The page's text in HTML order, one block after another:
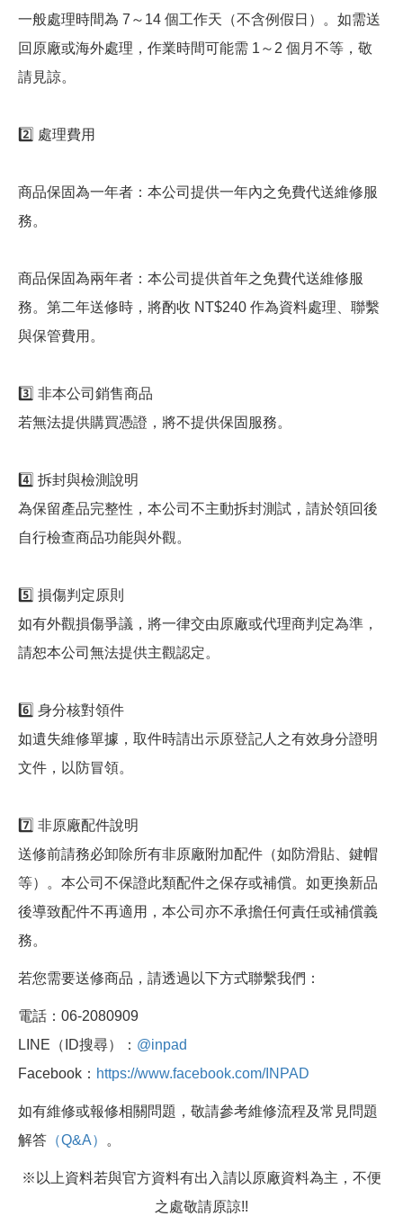
一般處理時間為 7～14 個工作天（不含例假日）。如需送
回原廠或海外處理，作業時間可能需 1～2 個月不等，敬
請見諒。
2️⃣ 處理費用
商品保固為一年者：本公司提供一年內之免費代送維修服
務。
商品保固為兩年者：本公司提供首年之免費代送維修服
務。第二年送修時，將酌收 NT$240 作為資料處理、聯繫
與保管費用。
3️⃣ 非本公司銷售商品
若無法提供購買憑證，將不提供保固服務。
4️⃣ 拆封與檢測說明
為保留產品完整性，本公司不主動拆封測試，請於領回後
自行檢查商品功能與外觀。
5️⃣ 損傷判定原則
如有外觀損傷爭議，將一律交由原廠或代理商判定為準，
請恕本公司無法提供主觀認定。
6️⃣ 身分核對領件
如遺失維修單據，取件時請出示原登記人之有效身分證明
文件，以防冒領。
7️⃣ 非原廠配件說明
送修前請務必卸除所有非原廠附加配件（如防滑貼、鍵帽
等）。本公司不保證此類配件之保存或補償。如更換新品
後導致配件不再適用，本公司亦不承擔任何責任或補償義
務。
若您需要送修商品，請透過以下方式聯繫我們：
電話：06-2080909
LINE（ID搜尋）： @inpad
Facebook： https://www.facebook.com/INPAD
如有維修或報修相關問題，敬請參考維修流程及常見問題
解答 （Q&A） 。
※以上資料若與官方資料有出入請以原廠資料為主，不便
之處敬請原諒!!